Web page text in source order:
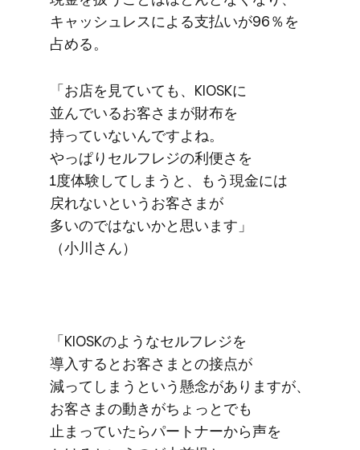
キャッシュレスに​よる​支払いが​96％を​
占める。
「お店を​見ていても、​KIOSKに​
並んでいる​お客さまが​財布を​
持っていないんですよね。​
やっぱりセルフレジの​利便さを​
1度体験してしまうと、​もう​現金には​
戻れないと​いう​お客さまが​
多いのではないかと​思います」​
（小川さん）
「KIOSKのような​セルフレジを​
導入するとお客さまとの​接点が​
減ってしまうと​いう​懸念が​ありますが、​
お客さまの​動きが​ちょっと​でも​
止まっていたら​パートナーから​声を​